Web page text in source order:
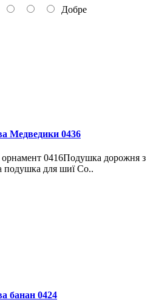
Добре
Медведики 0436
0416Подушка дорожня з
для шиї Co..
банан 0424